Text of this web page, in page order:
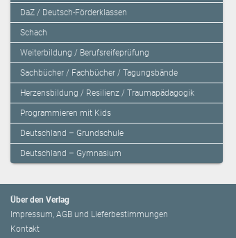
DaZ / Deutsch-Förderklassen
Schach
Weiterbildung / Berufsreifeprüfung
Sachbücher / Fachbücher / Tagungsbände
Herzensbildung / Resilienz / Traumapädagogik
Programmieren mit Kids
Deutschland – Grundschule
Deutschland – Gymnasium
Über den Verlag
Impressum, AGB und Lieferbestimmungen
Kontakt